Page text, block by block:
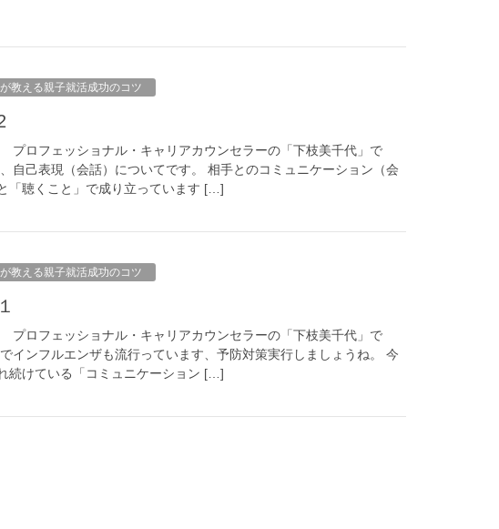
教える親子就活成功のコツ
ロフェッショナル・キャリアカウンセラーの「下枝美千代」で
自己表現（会話）についてです。 相手とのコミュニケーション（会
「聴くこと」で成り立っています […]
教える親子就活成功のコツ
ロフェッショナル・キャリアカウンセラーの「下枝美千代」で
インフルエンザも流行っています、予防対策実行しましょうね。 今
続けている「コミュニケーション […]